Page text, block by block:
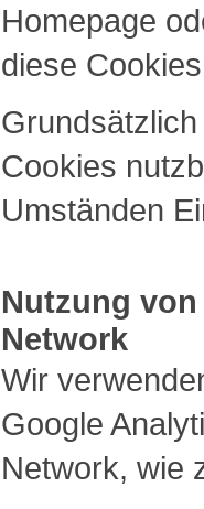
Homepage
diese
Cookies
Umständen
Nutzung
Network
Wir
Google
Network, wie